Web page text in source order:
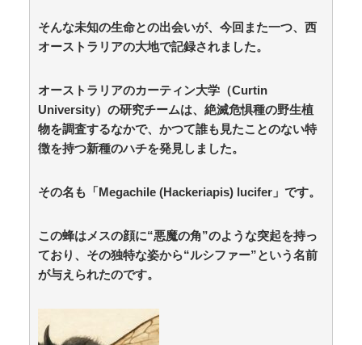
野球も学問も妥協なし！佐々木麟太郎が目指す学位取
得とトップアスリートとしての新たな生き方 / 2chまと
めアンテナ！
ら信じられない言葉が飛び出した… 他 / 2chnaviヘッド
ライン (12/24 07:00)
Powered by livedoor 相互RSS
海外「日本人はなんて気高いんだ！」 英高級紙も驚愕
【画像】土下座してでもセ○クスしたい美熟女(42)さん
が発見されるｗｗｗｗｗｗ / anaguro - 総合 NEW! (8/8
01:25)
…「合理的に考えると、宇宙人からの信号の可能性」 /
5chまとめMAP(総合) NEW!
そんな未知の生命との出会いが、今回また一つ、西
オーストラリアの大地で記録されました。
オーストラリアのカーティン大学（Curtin
University）の研究チームは、絶滅危惧種の野生植
物を調査するなかで、かつて誰も見たことのない特
徴を持つ新種のハチを発見しました。
その名も「Megachile (Hackeriapis) lucifer」です。
この蜂はメスの顔に“悪魔の角”のような突起を持っ
ており、その独特な姿から“ルシファー”という名前
が与えられたのです。